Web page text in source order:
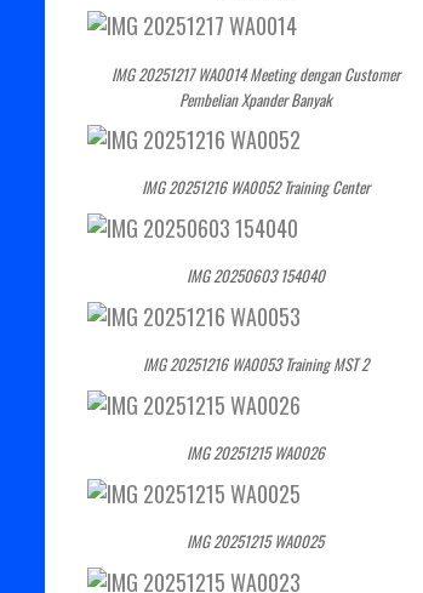
IMG 20251217 WA0014 Meeting dengan Customer
Pembelian Xpander Banyak
IMG 20251216 WA0052 Training Center
IMG 20250603 154040
IMG 20251216 WA0053 Training MST 2
IMG 20251215 WA0026
IMG 20251215 WA0025